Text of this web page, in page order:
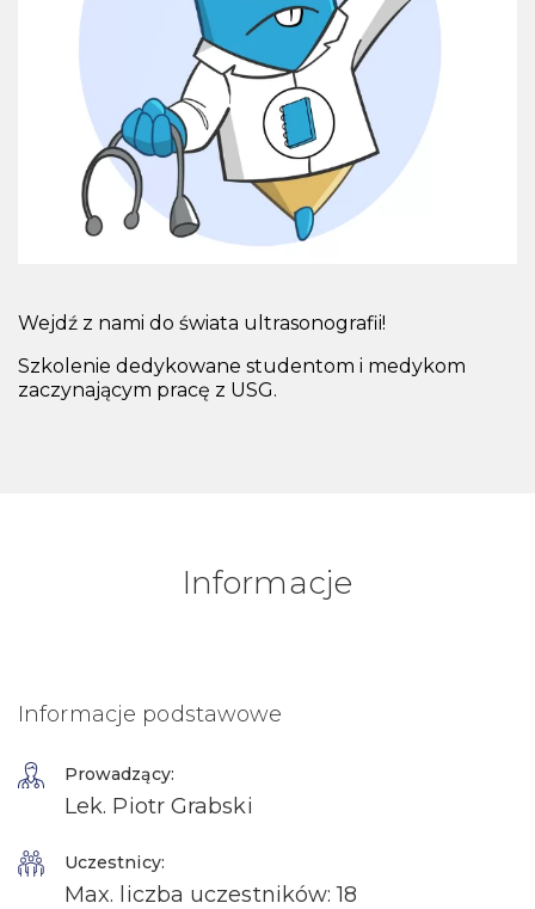
Wejdź z nami do świata ultrasonografii!
Szkolenie dedykowane studentom i medykom
zaczynającym pracę z USG.
Informacje
Informacje podstawowe
Prowadzący:
Lek. Piotr Grabski
Uczestnicy:
Max. liczba uczestników: 18